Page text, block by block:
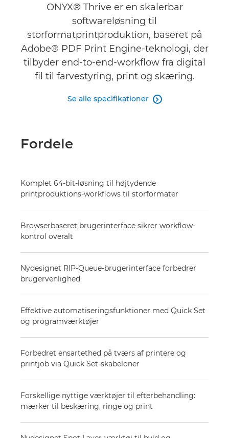
ONYX® Thrive er en skalerbar
softwareløsning til
storformatprintproduktion, baseret på
Adobe® PDF Print Engine-teknologi, der
tilbyder end-to-end-workflow fra digital
fil til farvestyring, print og skæring.
Se alle specifikationer 
Fordele
Komplet 64-bit-løsning til højtydende
printproduktions-workflows til storformater
Browserbaseret brugerinterface sikrer workflow-
kontrol overalt
Nydesignet RIP-Queue-brugerinterface forbedrer
brugervenlighed
Effektive automatiseringsfunktioner med Quick Set
og programværktøjer
Forbedret ensartethed på tværs af printere og
printjob via Quick Set-skabeloner
Forskellige nyttige værktøjer til efterbehandling:
mærker til beskæring, ringe og print